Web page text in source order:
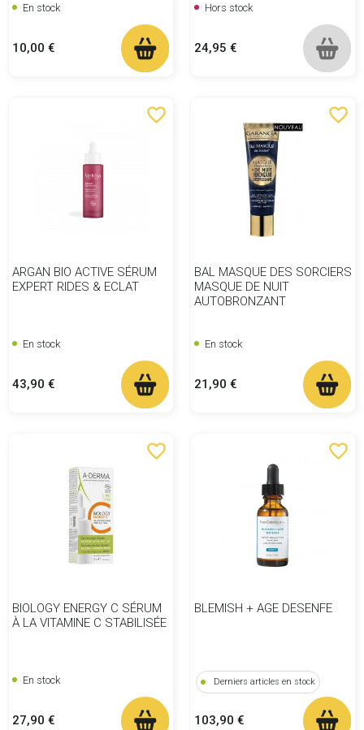
En stock
Prix
10,00 €
Hors stock
Prix
24,95 €
favorite_border
ARGAN BIO ACTIVE SÉRUM
EXPERT RIDES & ECLAT
En stock
Prix
43,90 €
favorite_border
BAL MASQUE DES SORCIERS
MASQUE DE NUIT
AUTOBRONZANT
En stock
Prix
21,90 €
favorite_border
BIOLOGY ENERGY C SÉRUM
À LA VITAMINE C STABILISÉE
En stock
Prix
27,90 €
favorite_border
BLEMISH + AGE DESENFE
Derniers articles en stock
Prix
103,90 €